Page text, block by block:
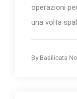
operazioni
una volta
By Basilicata